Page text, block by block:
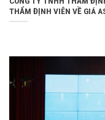
THẨM ĐỊNH VIÊN VỀ GIÁ